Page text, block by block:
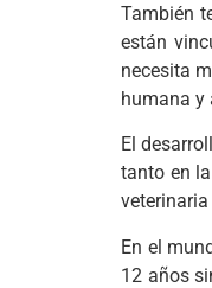
También
están
necesita
humana y
El
tanto en
En el
12 años